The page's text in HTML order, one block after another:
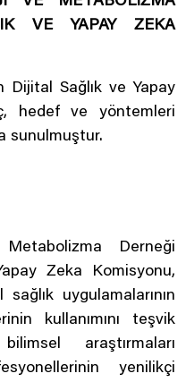
VE YAPAY ZEKA
Dijital Sağlık ve Yapay
hedef ve yöntemleri
sunulmuştur.
Derneği
Zeka Komisyonu,
uygulamalarının
kullanımını teşvik
araştırmaları
yenilikçi